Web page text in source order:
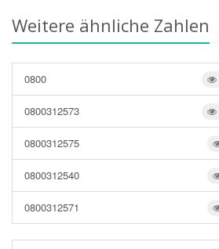
Weitere ähnliche Zahlen
0800
0800312573
0800312575
0800312540
0800312571